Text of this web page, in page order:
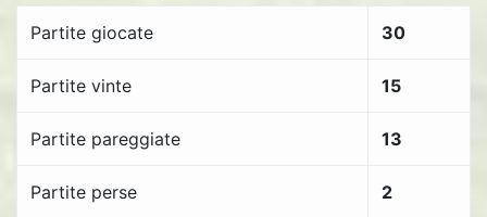
Partite giocate 30
Partite vinte 15
Partite pareggiate 13
Partite perse 2